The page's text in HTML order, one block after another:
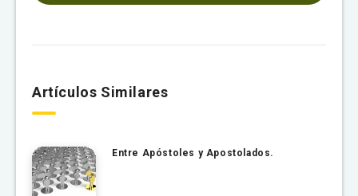
Artículos Similares
Entre Apóstoles y Apostolados.